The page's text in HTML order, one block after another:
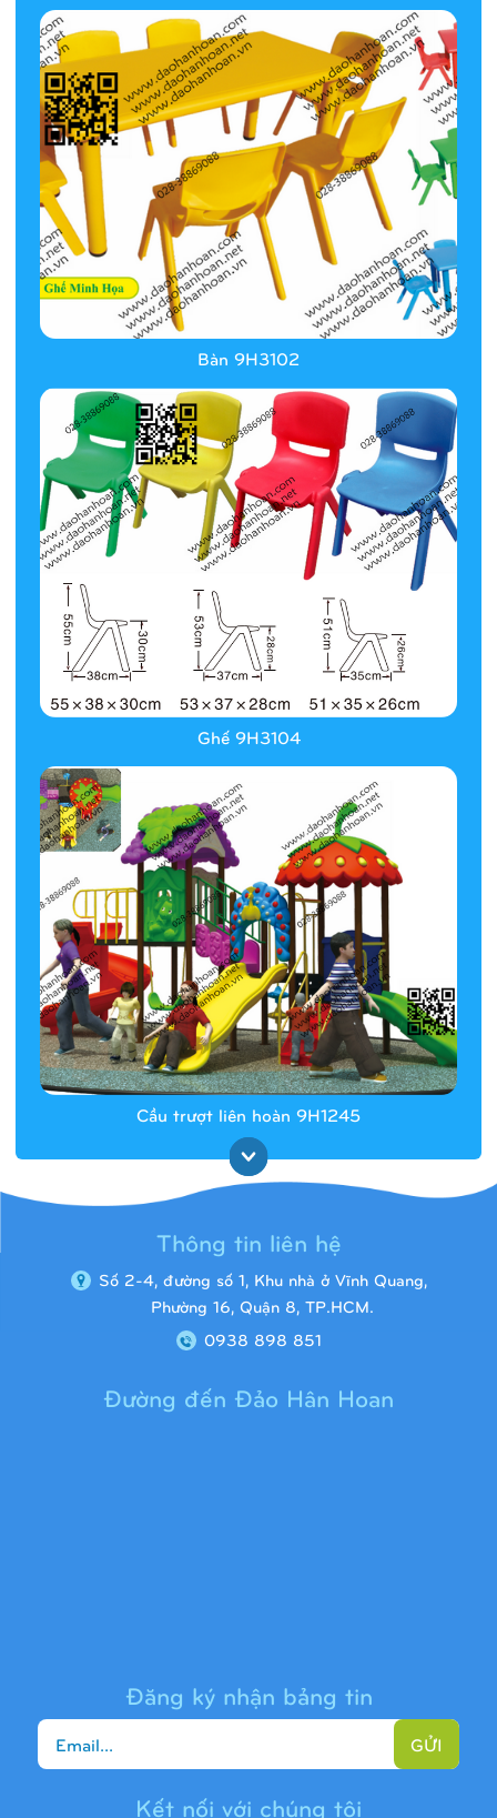
Bàn 9H3102
Ghế 9H3104
Cầu trượt liên hoàn 9H1245
Thông tin liên hệ
Số 2-4, đường số 1, Khu nhà ở Vĩnh Quang,
Phường 16, Quận 8, TP.HCM.
0938 898 851
Đường đến Đảo Hân Hoan
Đăng ký nhận bảng tin
GỬI
Kết nối với chúng tôi